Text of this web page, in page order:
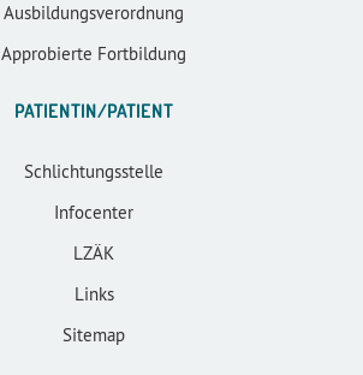
Ausbildungsverordnung
Approbierte Fortbildung
PATIENTIN/PATIENT
Schlichtungsstelle
Infocenter
LZÄK
Links
Sitemap